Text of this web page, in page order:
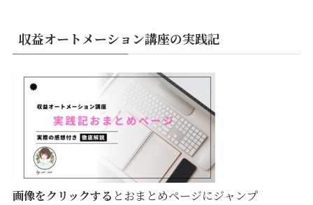
収益オートメーション講座の実践記
画像をクリックする とおまとめページにジャンプ